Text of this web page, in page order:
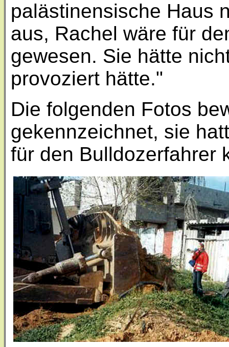
palästinensische Haus
aus, Rachel wäre für
gewesen. Sie hätte
provoziert hätte."
Die folgenden Fotos
gekennzeichnet, sie
für den Bulldozerfahrer